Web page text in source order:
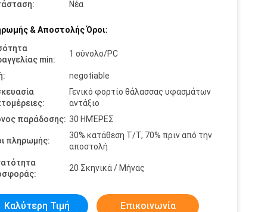
Νέα
& Αποστολής Όροι:
min:
1 σύνολο/PC
negotiable
Γενικό φορτίο θάλασσας υφασμάτων
αντάξιο
παράδοσης: 30 ΗΜΈΡΕΣ
πληρωμής:
30% κατάθεση T/T, 70% πριν από την
αποστολή
20 Σκηνικά / Μήνας
Καλύτερη Τιμή Επικοινωνία